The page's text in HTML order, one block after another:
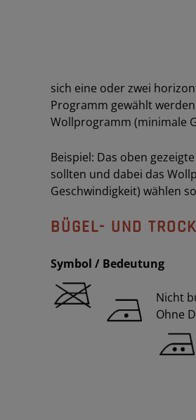
sich eine oder zwei
Programm gewählt
Wollprogramm (minimale
Beispiel: Das oben
sollten und dabei das
Geschwindigkeit) wählen
BÜGEL- UND
Symbol / Bedeutung
Nicht
Ohne